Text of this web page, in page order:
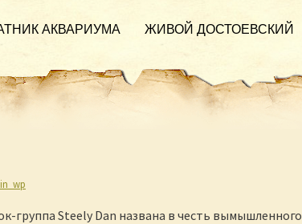
АКВАРИУМА ЖИВОЙ ДОСТОЕВСКИЙ
группа Steely Dan названа в честь вымышленного